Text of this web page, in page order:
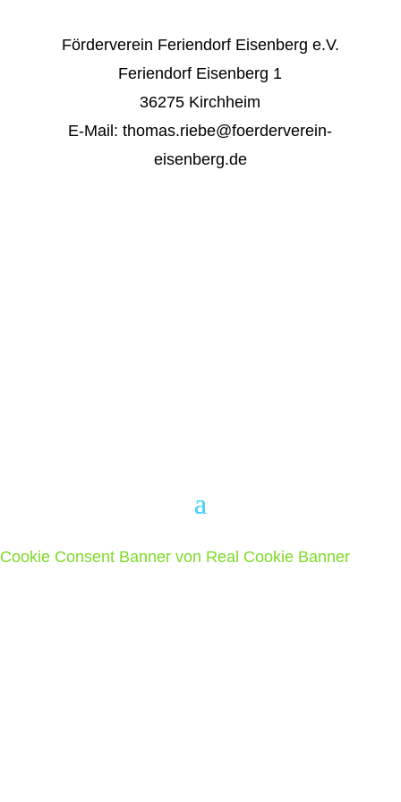
Förderverein Feriendorf Eisenberg e.V.
Feriendorf Eisenberg 1
36275 Kirchheim
E-Mail: thomas.riebe@foerderverein-
eisenberg.de
Cookie Consent Banner von Real Cookie Banner